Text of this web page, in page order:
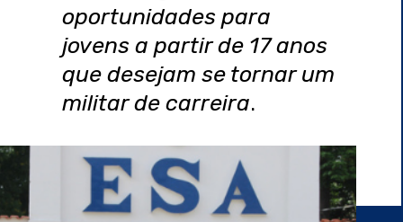
oportunidades para
jovens a partir de 17 anos
que desejam se tornar um
militar de carreira.